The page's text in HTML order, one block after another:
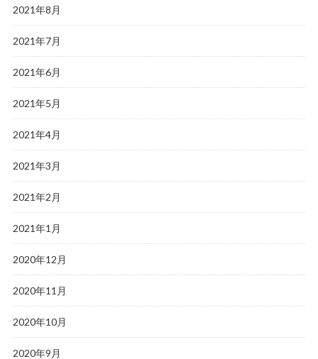
2021年8月
2021年7月
2021年6月
2021年5月
2021年4月
2021年3月
2021年2月
2021年1月
2020年12月
2020年11月
2020年10月
2020年9月